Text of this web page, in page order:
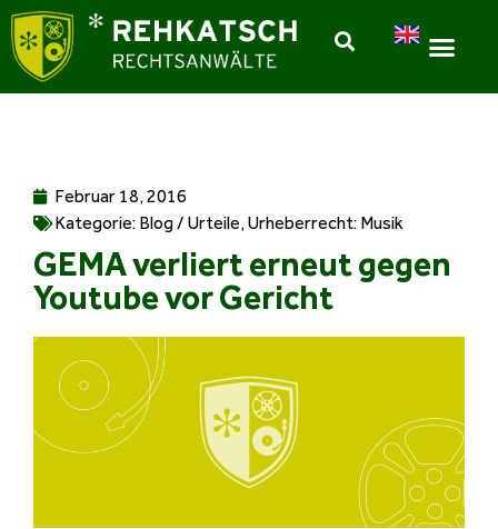
Februar 18, 2016
Kategorie: Blog / Urteile,Urheberrecht: Musik
GEMA verliert erneut gegen
Youtube vor Gericht